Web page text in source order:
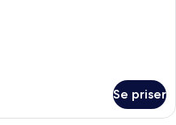
Se priser